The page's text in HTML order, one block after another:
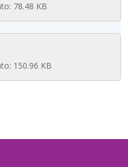
78.48 KB
150.96 KB